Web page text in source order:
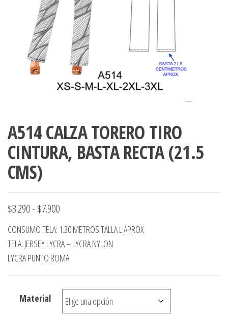
accumark ,
pdf , Moldes
Gerber ,
ropa,
Graduaciones,
Ploteo y
Digitalización
accumark,
Moldes en
pdf, Moldes
Accumark
Gerber,
A514 CALZA TORERO TIRO
CINTURA, BASTA RECTA (21.5
CMS)
$3.290- $7.900Rango
de
precios:
desde
hasta
$7.900
CONSUMO TELA: 1.30 METROS TALLA L APROX
TELA: JERSEY LYCRA – LYCRA NYLON
LYCRA PUNTO ROMA
Material